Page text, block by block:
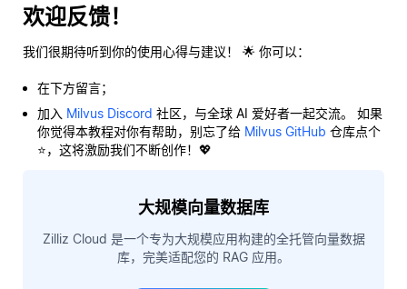
欢迎反馈！
我们很期待听到你的使用心得与建议！ 🌟 你可以：
在下方留言；
加入 Milvus Discord 社区，与全球 AI 爱好者一起交流。 如果
你觉得本教程对你有帮助，别忘了给 Milvus GitHub 仓库点个
⭐，这将激励我们不断创作！💖
大规模向量数据库
Zilliz Cloud 是一个专为大规模应用构建的全托管向量数据
库，完美适配您的 RAG 应用。